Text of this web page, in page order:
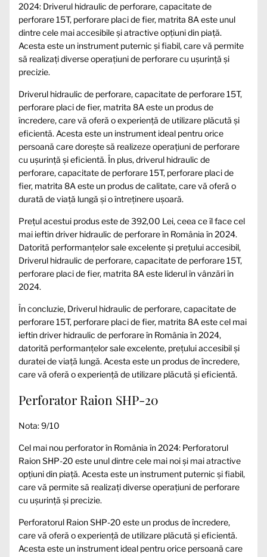
2024: Driverul hidraulic de perforare, capacitate de
perforare 15T, perforare placi de fier, matrita 8A este unul
dintre cele mai accesibile și atractive opțiuni din piață.
Acesta este un instrument puternic și fiabil, care vă permite
să realizați diverse operațiuni de perforare cu ușurință și
precizie.
Driverul hidraulic de perforare, capacitate de perforare 15T,
perforare placi de fier, matrita 8A este un produs de
încredere, care vă oferă o experiență de utilizare plăcută și
eficientă. Acesta este un instrument ideal pentru orice
persoană care dorește să realizeze operațiuni de perforare
cu ușurință și eficientă. În plus, driverul hidraulic de
perforare, capacitate de perforare 15T, perforare placi de
fier, matrita 8A este un produs de calitate, care vă oferă o
durată de viață lungă și o întreținere ușoară.
Prețul acestui produs este de 392,00 Lei, ceea ce îl face cel
mai ieftin driver hidraulic de perforare în România în 2024.
Datorită performanțelor sale excelente și prețului accesibil,
Driverul hidraulic de perforare, capacitate de perforare 15T,
perforare placi de fier, matrita 8A este liderul în vânzări în
2024.
În concluzie, Driverul hidraulic de perforare, capacitate de
perforare 15T, perforare placi de fier, matrita 8A este cel mai
ieftin driver hidraulic de perforare în România în 2024,
datorită performanțelor sale excelente, prețului accesibil și
duratei de viață lungă. Acesta este un produs de încredere,
care vă oferă o experiență de utilizare plăcută și eficientă.
Perforator Raion SHP-20
Nota: 9/10
Cel mai nou perforator în România în 2024: Perforatorul
Raion SHP-20 este unul dintre cele mai noi și mai atractive
opțiuni din piață. Acesta este un instrument puternic și fiabil,
care vă permite să realizați diverse operațiuni de perforare
cu ușurință și precizie.
Perforatorul Raion SHP-20 este un produs de încredere,
care vă oferă o experiență de utilizare plăcută și eficientă.
Acesta este un instrument ideal pentru orice persoană care